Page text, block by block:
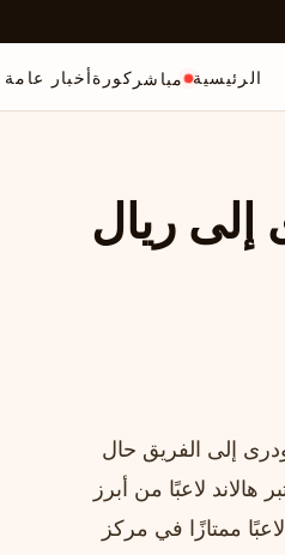
الرئيسية مباشر كورةأخبار عامة
إلى ريال
إلى الفريق حال
التي من المقرر أن تجري في 7 يونيو 2026. ويعتبر هالاند لاعبًا من أبرز
2034. بينما يعتبر رودری لاعبًا ممتازًا في مركز